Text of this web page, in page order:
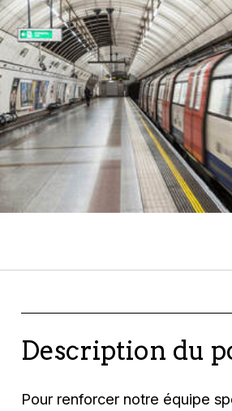
Description du
Pour renforcer notre équipe